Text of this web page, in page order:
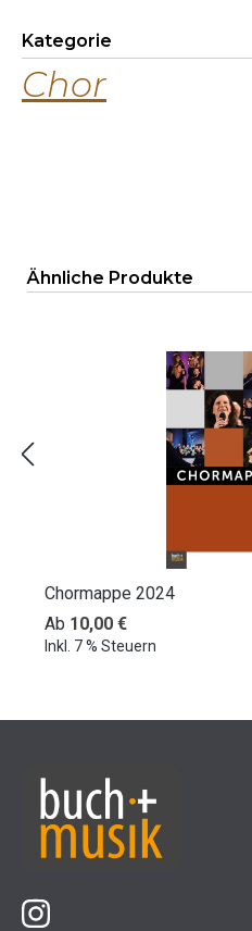
Kategorie
Chor
Produktgalerie überspringen
Ähnliche Produkte
Chormappe 2024
Regulärer Preis:
Ab 10,00 €
Inkl. 7 % Steuern